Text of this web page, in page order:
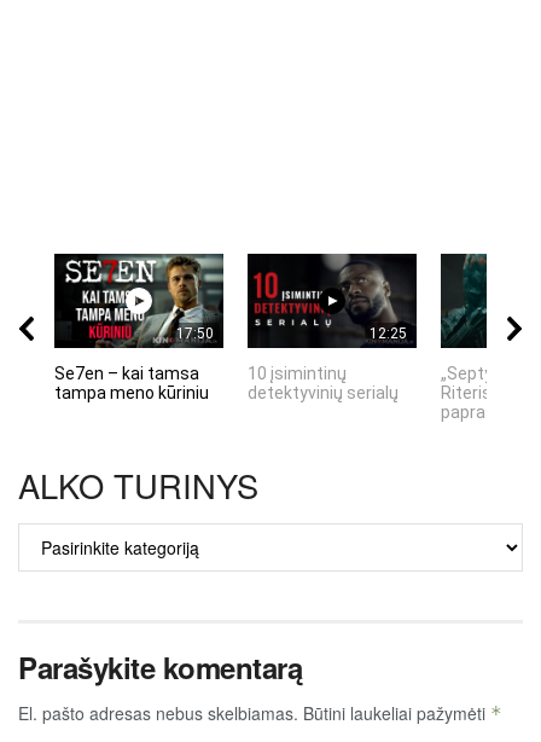
17:50
Se7en – kai tamsa
tampa meno kūriniu
12:25
10 įsimintinų
detektyvinių serialų
„Septynių
Riteris" – kai
ALKO TURINYS
ALKO
TURINYS
Parašykite komentarą
El. pašto adresas nebus skelbiamas. Būtini laukeliai pažymėti *